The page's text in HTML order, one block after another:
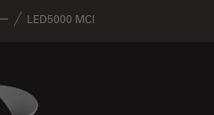
LED5000 MCI
Logo